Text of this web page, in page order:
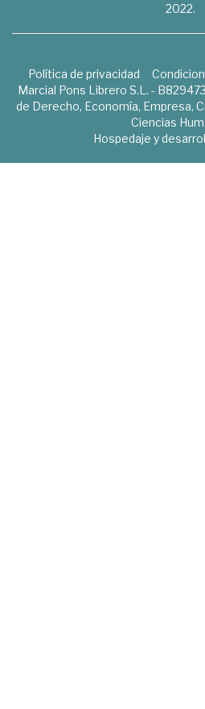
2022.
Política de privacidad
Marcial Pons Librero S.L. -
de Derecho, Economía, Empresa,
Ciencias
Hospedaje y